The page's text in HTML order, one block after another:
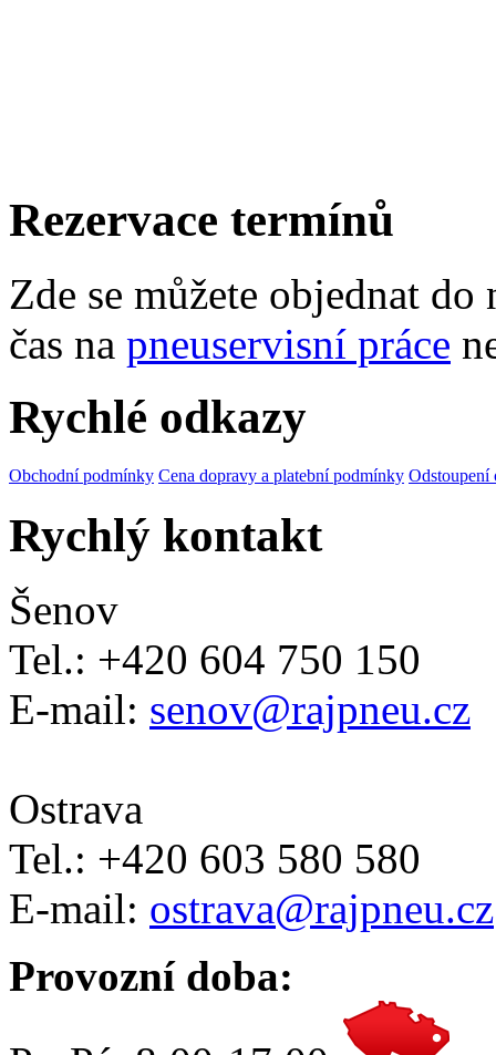
Rezervace termínů
Zde se můžete objednat do
čas na pneuservisní práce
Rychlé odkazy
Obchodní podmínky Cena dopravy a platební podmínky Odstoupení
Rychlý kontakt
Šenov
Tel.: +420 604 750 150
E-mail: senov@rajpneu.cz
Ostrava
Tel.: +420 603 580 580
E-mail: ostrava@rajpneu.cz
Provozní doba: